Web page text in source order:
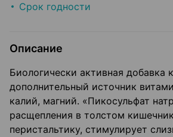
Срок годности
Описание
Биологически активная добавка
дополнительный источник
калий, магний. «Пикосульфат
расщепления в толстом
перистальтику, стимулирует